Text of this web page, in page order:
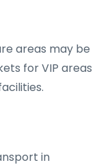
areas may be
for VIP areas
in